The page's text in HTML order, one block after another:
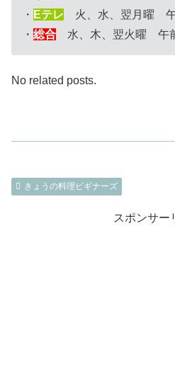
・ Eテレ 火、水、翌月曜 午
・ 総合 水、木、翌火曜 午
No related posts.
きょうの料理ビギナーズ
スポンサー